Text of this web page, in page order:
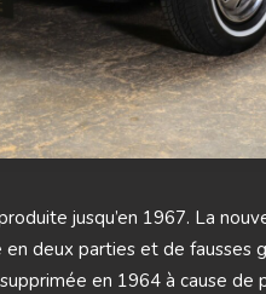
jusqu’en 1967. La
deux parties et de fausses
en 1964 à cause